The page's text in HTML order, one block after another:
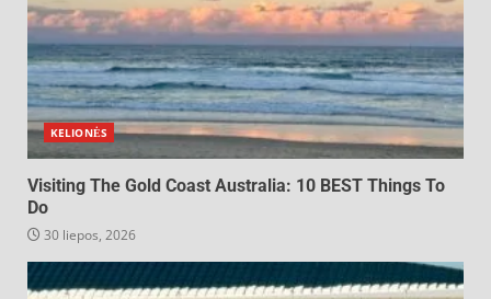
KELIONĖS
Visiting The Gold Coast Australia: 10 BEST Things To
Do
30 liepos, 2026